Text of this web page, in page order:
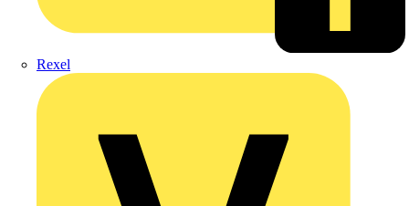
Rexel